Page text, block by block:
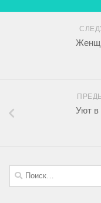
Уют в